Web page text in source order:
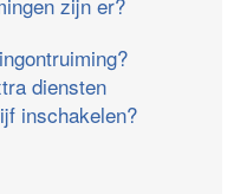
diensten
inschakelen?